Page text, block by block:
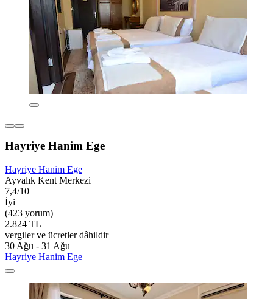
Hayriye Hanim Ege
Hayriye Hanim Ege
Ayvalık Kent Merkezi
7,4/10
İyi
(423 yorum)
2.824 TL
vergiler ve ücretler dâhildir
30 Ağu - 31 Ağu
Hayriye Hanim Ege